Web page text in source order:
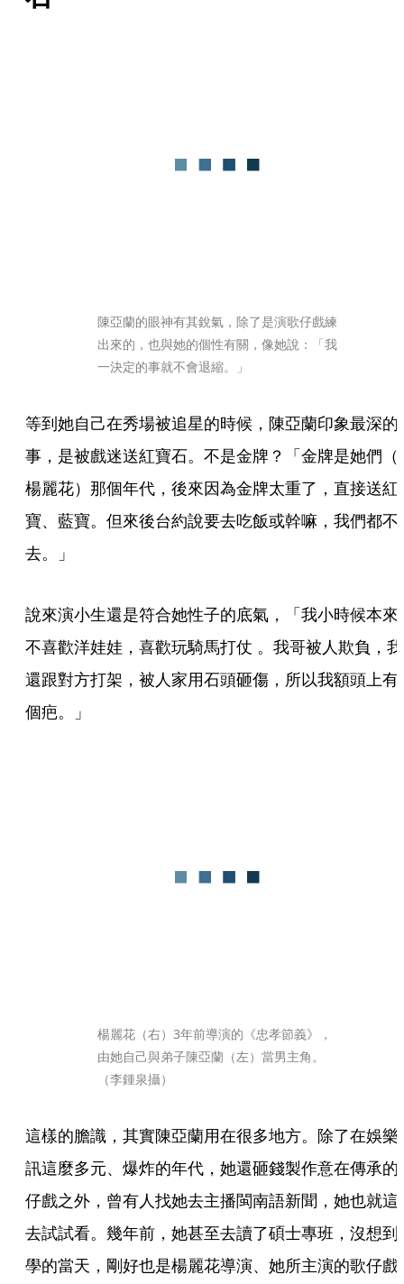
陳亞蘭的眼神有其銳氣，除了是演歌仔戲練
出來的，也與她的個性有關，像她說：「我
一決定的事就不會退縮。」
等到她自己在秀場被追星的時候，陳亞蘭印象最深的
事，是被戲迷送紅寶石。不是金牌？「金牌是她們（
楊麗花）那個年代，後來因為金牌太重了，直接送紅
寶、藍寶。但來後台約說要去吃飯或幹嘛，我們都不
去。」
說來演小生還是符合她性子的底氣，「我小時候本來
不喜歡洋娃娃，喜歡玩騎馬打仗 。我哥被人欺負，我
還跟對方打架，被人家用石頭砸傷，所以我額頭上有
個疤。」
楊麗花（右）3年前導演的《忠孝節義》，
由她自己與弟子陳亞蘭（左）當男主角。
（李鍾泉攝）
這樣的膽識，其實陳亞蘭用在很多地方。除了在娛樂
訊這麼多元、爆炸的年代，她還砸錢製作意在傳承的
仔戲之外，曾有人找她去主播閩南語新聞，她也就這
去試試看。幾年前，她甚至去讀了碩士專班，沒想到
學的當天，剛好也是楊麗花導演、她所主演的歌仔戲